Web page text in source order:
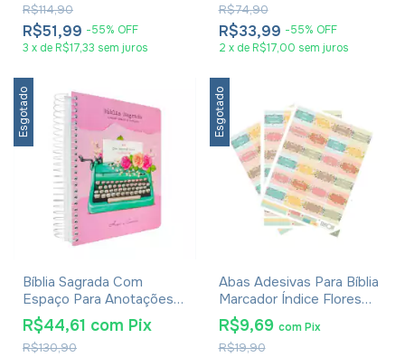
R$51,99 -55% OFF
R$114,90
3 x de R$17,33 sem juros
R$33,99 -55% OFF
R$74,90
2 x de R$17,00 sem juros
Esgotado
Bíblia Sagrada Com
Espaço Para Anotações
Harpa Avivada E Corinhos
Rosa Flores
R$130,90
R$44,61 com Pix
Esgotado
Abas Adesivas Para Bíblia
Marcador Índice Flores
Pacote Com 3
R$19,90
R$9,69 com Pix